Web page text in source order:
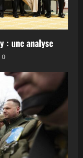
: une analyse
0